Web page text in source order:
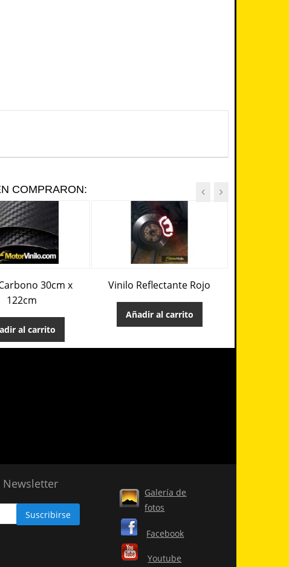
COMPRARON:
30cm x
122cm
al carrito
Vinilo Reflectante Rojo
Añadir al carrito
Newsletter
Galería de
fotos
Facebook
Youtube